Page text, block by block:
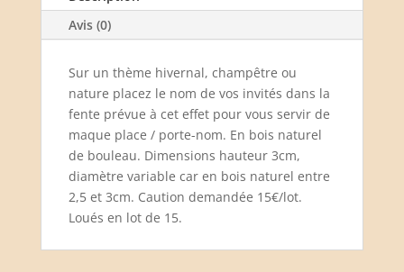
Avis (0)
Sur un thème hivernal, champêtre ou
nature placez le nom de vos invités dans la
fente prévue à cet effet pour vous servir de
maque place / porte-nom. En bois naturel
de bouleau. Dimensions hauteur 3cm,
diamètre variable car en bois naturel entre
2,5 et 3cm. Caution demandée 15€/lot.
Loués en lot de 15.